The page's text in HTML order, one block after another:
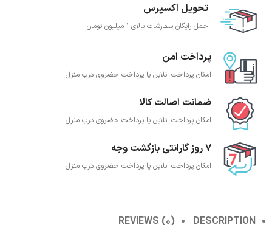
تحویل اکسپرس
حمل رایگان سفارشات بالای 1 میلیون تومان
پرداخت امن
امکان پرداخت انلاین یا پرداخت حضروی درب منزل
ضمانت اصالت کالا
امکان پرداخت انلاین یا پرداخت حضروی درب منزل
7 روز گارانتی بازگشت وجه
امکان پرداخت انلاین یا پرداخت حضروی درب منزل
DESCRIPTION
REVIEWS (0)